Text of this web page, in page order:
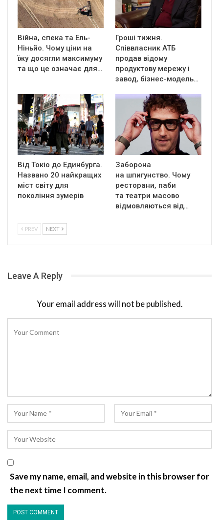
Війна, спека та Ель-
Ніньйо. Чому ціни на
їжу досягли максимуму
та що це означає для…
Гроші тижня.
Співвласник АТБ
продав відому
продуктову мережу і
завод, бізнес-модель…
Від Токіо до Единбурга.
Названо 20 найкращих
міст світу для
покоління зумерів
Заборона
на шпигунство. Чому
ресторани, паби
та театри масово
відмовляються від…
PREV NEXT
Leave A Reply
Your email address will not be published.
Save my name, email, and website in this browser for
the next time I comment.